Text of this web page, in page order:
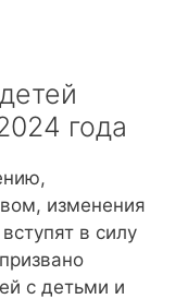
года
изменения
в силу
с детьми и